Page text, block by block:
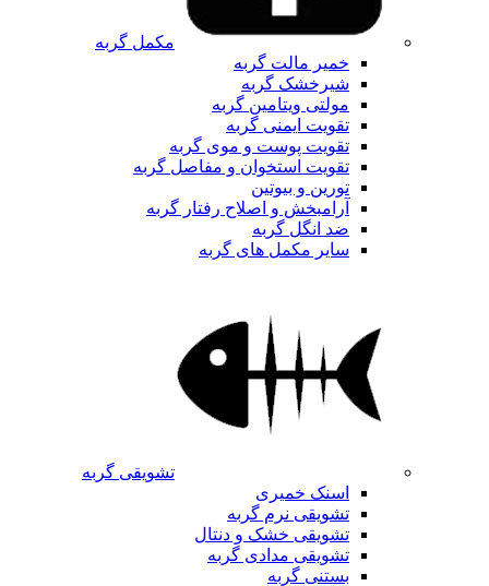
مکمل گربه
خمیر مالت گربه
شیرخشک گربه
مولتی ویتامین گربه
تقویت ایمنی گربه
تقویت پوست و موی گربه
تقویت استخوان و مفاصل گربه
تورین و بیوتین
آرامبخش و اصلاح رفتار گربه
ضد انگل گربه
سایر مکمل های گربه
تشویقی گربه
اسنک خمیری
تشویقی نرم گربه
تشویقی خشک و دنتال
تشویقی مدادی گربه
بستنی گربه